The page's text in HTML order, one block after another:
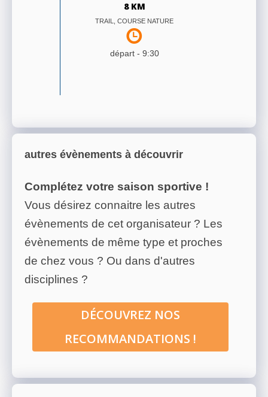
8 KM
TRAIL, COURSE NATURE
départ - 9:30
autres évènements à découvrir
Complétez votre saison sportive !
Vous désirez connaitre les autres
évènements de cet organisateur ? Les
évènements de même type et proches
de chez vous ? Ou dans d'autres
disciplines ?
DÉCOUVREZ NOS
RECOMMANDATIONS !